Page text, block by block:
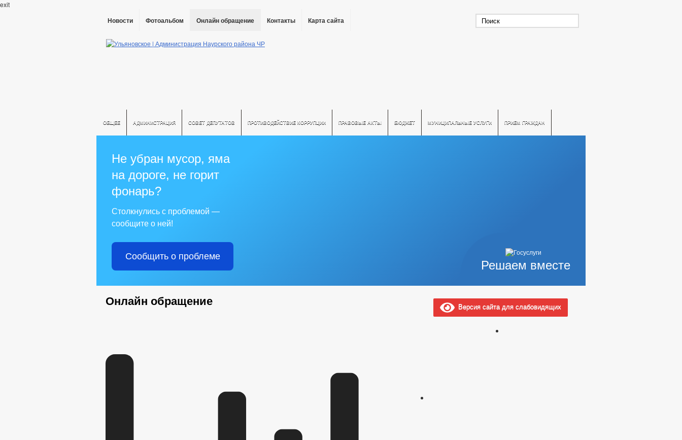
exit
Новости Фотоальбом Онлайн обращение Контакты Карта сайта
ОБЩЕЕ АДМИНИСТРАЦИЯ СОВЕТ ДЕПУТАТОВ ПРОТИВОДЕЙСТВИЕ КОРРУПЦИИ ПРАВОВЫЕ АКТЫ БЮДЖЕТ МУНИЦИПАЛЬНЫЕ УСЛУГИ ПРИЕМ ГРАЖДАН
Решаем вместе
Не убран мусор, яма
на дороге, не горит
фонарь?
Столкнулись с проблемой —
сообщите о ней!
Сообщить о проблеме
Онлайн обращение Версия сайта для слабовидящих